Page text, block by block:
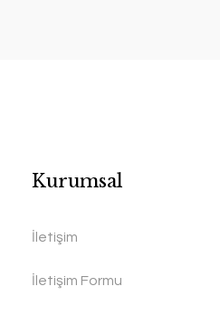
Kurumsal
İletişim
İletişim Formu